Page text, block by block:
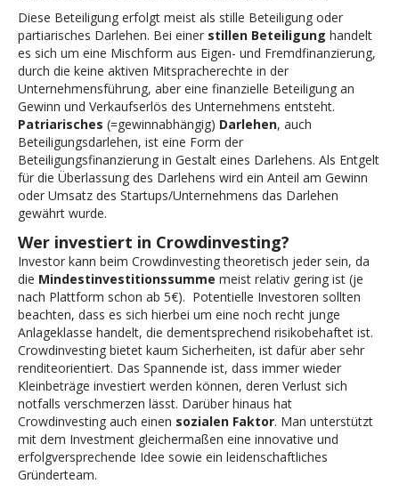
Diese Beteiligung erfolgt meist als stille Beteiligung oder
partiarisches Darlehen. Bei einer stillen Beteiligung handelt
es sich um eine Mischform aus Eigen- und Fremdfinanzierung,
durch die keine aktiven Mitspracherechte in der
Unternehmensführung, aber eine finanzielle Beteiligung an
Gewinn und Verkaufserlös des Unternehmens entsteht.
Patriarisches (=gewinnabhängig) Darlehen, auch
Beteiligungsdarlehen, ist eine Form der
Beteiligungsfinanzierung in Gestalt eines Darlehens. Als Entgelt
für die Überlassung des Darlehens wird ein Anteil am Gewinn
oder Umsatz des Startups/Unternehmens das Darlehen
gewährt wurde.
Wer investiert in Crowdinvesting?
Investor kann beim Crowdinvesting theoretisch jeder sein, da
die Mindestinvestitionssumme meist relativ gering ist (je
nach Plattform schon ab 5€). Potentielle Investoren sollten
beachten, dass es sich hierbei um eine noch recht junge
Anlageklasse handelt, die dementsprechend risikobehaftet ist.
Crowdinvesting bietet kaum Sicherheiten, ist dafür aber sehr
renditeorientiert. Das Spannende ist, dass immer wieder
Kleinbeträge investiert werden können, deren Verlust sich
notfalls verschmerzen lässt. Darüber hinaus hat
Crowdinvesting auch einen sozialen Faktor. Man unterstützt
mit dem Investment gleichermaßen eine innovative und
erfolgversprechende Idee sowie ein leidenschaftliches
Gründerteam.